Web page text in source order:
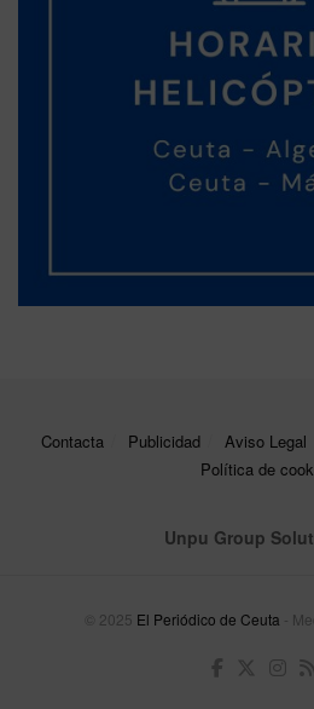
Contacta Publicidad Aviso Legal
Política de
Unpu Group
© 2025 El Periódico de Ceuta -